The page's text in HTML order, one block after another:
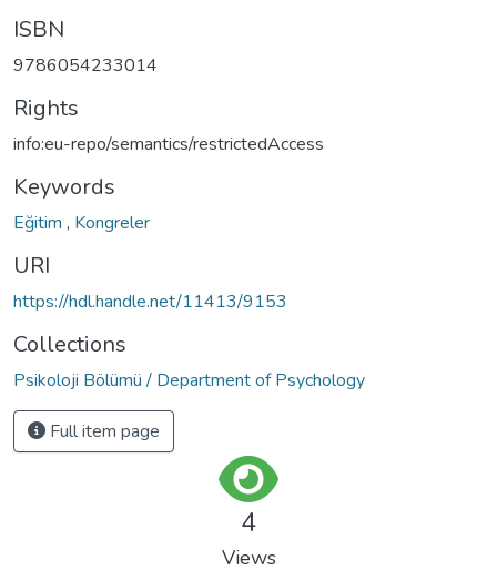
ISBN
9786054233014
Rights
info:eu-repo/semantics/restrictedAccess
Keywords
Eğitim , Kongreler
URI
https://hdl.handle.net/11413/9153
Collections
Psikoloji Bölümü / Department of Psychology
Full item page
4
Views